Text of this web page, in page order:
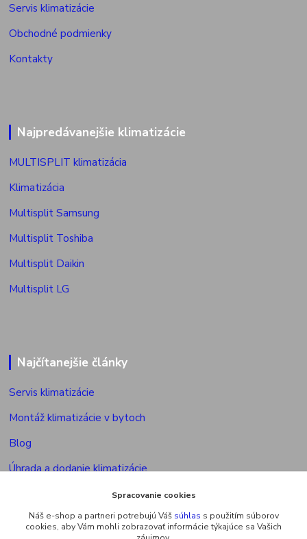
Servis klimatizácie
Obchodné podmienky
Kontakty
Najpredávanejšie klimatizácie
MULTISPLIT klimatizácia
Klimatizácia
Multisplit Samsung
Multisplit Toshiba
Multisplit Daikin
Multisplit LG
Najčítanejšie články
Servis klimatizácie
Montáž klimatizácie v bytoch
Blog
Úhrada a dodanie klimatizácie
Povolenie na montáž klimatizácie
Výkon vonkajšej jed. multisplitu
Spracovanie cookies
Náš e-shop a partneri potrebujú Váš súhlas s použitím súborov
cookies, aby Vám mohli zobrazovať informácie týkajúce sa Vašich